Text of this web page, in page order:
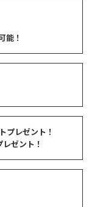
能！
プレゼント！
レゼント！